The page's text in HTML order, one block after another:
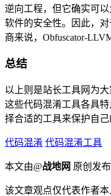
逆向工程，但它确实可
软件的安全性。因此，
商来说，Obfuscator-
总结
以上则是站长工具网为
这些代码混淆工具各具
择合适的工具来保护自己
代码混淆 代码混淆工具
本文由@战地网 原创发布
该文章观点仅代表作者